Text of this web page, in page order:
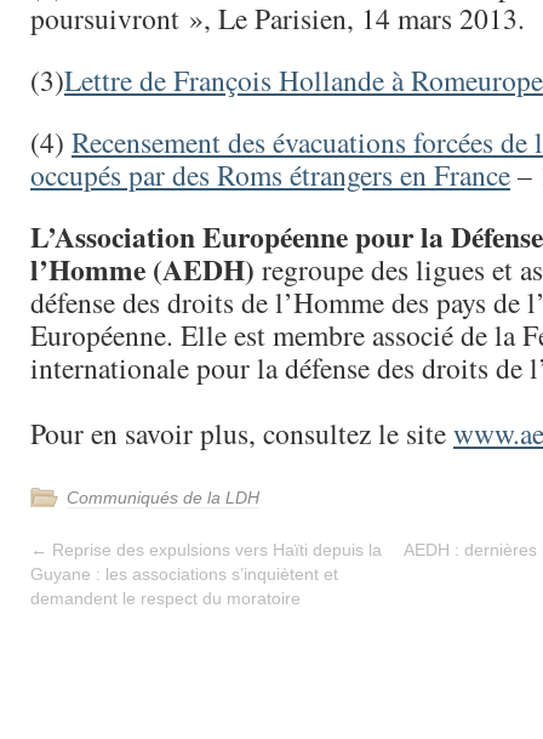
poursuivront », Le Parisien, 14 mars 2013.
(3)Lettre de François Hollande à Romeurope
(4) Recensement des évacuations forcées
occupés par des Roms étrangers en France–
L’Association Européenne pour la
l’Homme (AEDH) regroupe des ligues et
défense des droits de l’Homme des pays de
Européenne. Elle est membre associé de la
internationale pour la défense des droits de
Pour en savoir plus, consultez le site
Communiqués de la LDH
← Reprise des expulsions vers Haïti depuis la
Guyane : les associations s’inquiètent et
demandent le respect du moratoire
AEDH :